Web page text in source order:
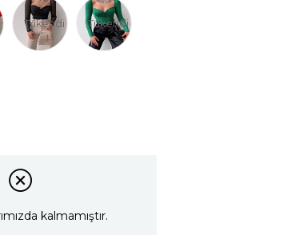
Tükendi Tükendi
kalmamıştır.